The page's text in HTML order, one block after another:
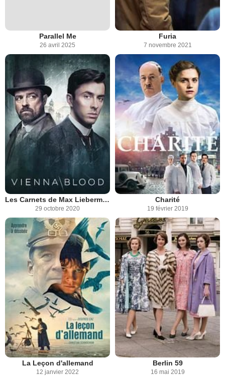
Parallel Me
26 avril 2025
Furia
7 novembre 2021
Les Carnets de Max Liebermann
29 octobre 2020
Charité
19 février 2019
La Leçon d'allemand
12 janvier 2022
Berlin 59
16 mai 2019